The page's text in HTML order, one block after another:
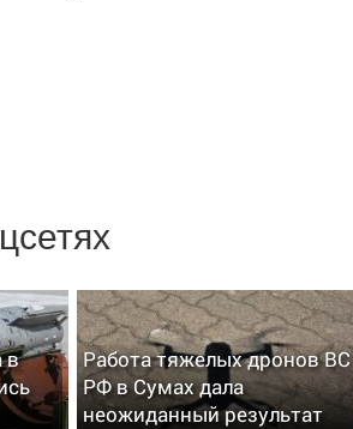
в
Работа тяжелых дронов ВС
РФ в Сумах дала
неожиданный результат